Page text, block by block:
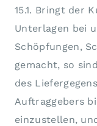
15.1. Bringt der
Unterlagen bei
Schöpfungen,
gemacht, so
des
Auftraggebers
einzustellen,